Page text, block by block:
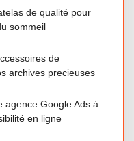
de qualité pour
sommeil
de
archives precieuses
agence Google Ads à
en ligne